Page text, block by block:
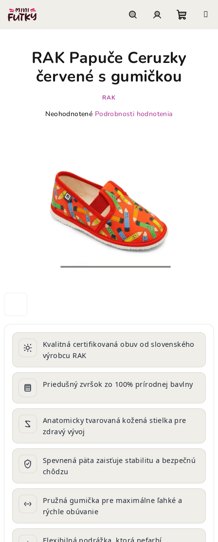
obsah
košík
Kvalitná certifikovaná obuv od slovenského
výrobcu RAK
Priedušný zvršok zo 100% prírodnej bavlny
Anatomicky tvarovaná kožená stielka pre
zdravý vývoj
Spevnená päta zaisťuje stabilitu a bezpečnú
chôdzu
Pružná gumička pre maximálne ľahké a
rýchle obúvanie
Flexibilná podrážka, ktorá nefarbí
RAK Papuče Ceruzky
červené s gumičkou
RAK
Priemerné
hviezdičiek.
Neohodnotené Podrobnosti hodnotenia